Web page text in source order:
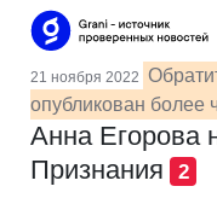
21 ноября 2022
опубликован более
Анна Егорова
Признания
2